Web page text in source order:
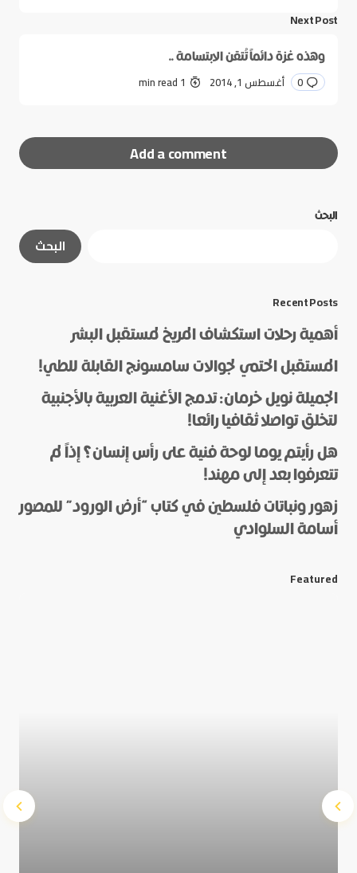
Next Post
وهذه غزة دائماً تُتقن الابتسامة ..
0 أغسطس 1, 2014 1 min read
Add a comment
الحقول الإلزامية
Name
*
E-mail
*
البحث
البحث
Recent Posts
أهمية رحلات استكشاف المريخ لمستقبل البشر
المستقبل الحتمي لجوالات سامسونج القابلة للطي!
الجميلة نويل خرمان: تدمج الأغنية العربية بالأجنبية
لتخلق تواصلا ثقافيا رائعا!
هل رأيتم يوما لوحة فنية على رأس إنسان؟ إذاً لم
تتعرفوا بعد إلى مهند!
زهور ونباتات فلسطين في كتاب “أرض الورود” للمصور
أسامة السلوادي
Featured